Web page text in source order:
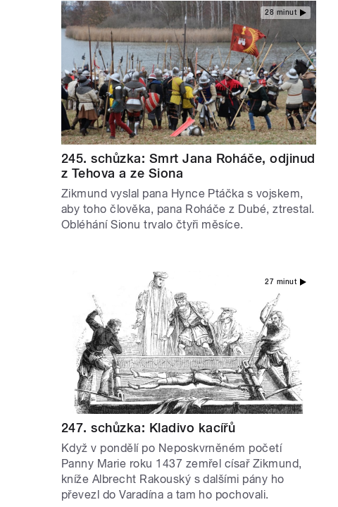
28 minut
245. schůzka: Smrt Jana Roháče, odjinud
z Tehova a ze Siona
Zikmund vyslal pana Hynce Ptáčka s vojskem,
aby toho člověka, pana Roháče z Dubé, ztrestal.
Obléhání Sionu trvalo čtyři měsíce.
27 minut
247. schůzka: Kladivo kacířů
Když v pondělí po Neposkvrněném početí
Panny Marie roku 1437 zemřel císař Zikmund,
kníže Albrecht Rakouský s dalšími pány ho
převezl do Varadína a tam ho pochovali.